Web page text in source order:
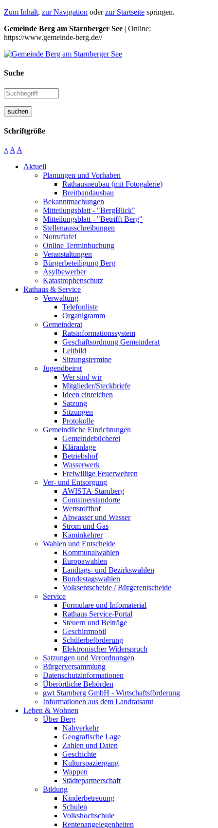
Zum Inhalt, zur Navigation oderzur Startseite springen.
Gemeinde Berg am Starnberger See | Online:
https://www.gemeinde-berg.de//
Suche
suchen
Schriftgröße
A A A
Aktuell
Planungen und Vorhaben
Rathausneubau (mit Fotogalerie)
Breitbandausbau
Bekanntmachungen
Mitteilungsblatt - "BergBlick"
Mitteilungsblatt - "Betrifft Berg"
Stellenausschreibungen
Notruftafel
Online Terminbuchung
Veranstaltungen
Bürgerbeteiligung Berg
Asylbewerber
Katastrophenschutz
Rathaus & Service
Verwaltung
Telefonliste
Organigramm
Gemeinderat
Ratsinformationssystem
Geschäftsordnung Gemeinderat
Leitbild
Sitzungstermine
Jugendbeirat
Wer sind wir
Mitglieder/Steckbriefe
Ideen einreichen
Satzung
Sitzungen
Protokolle
Gemeindliche Einrichtungen
Gemeindebücherei
Kläranlage
Betriebshof
Wasserwerk
Freiwillige Feuerwehren
Ver- und Entsorgung
AWISTA-Starnberg
Containerstandorte
Wertstoffhof
Abwasser und Wasser
Strom und Gas
Kaminkehrer
Wahlen und Entscheide
Kommunalwahlen
Europawahlen
Landtags- und Bezirkswahlen
Bundestagswahlen
Volksentscheide / Bürgerentscheide
Service
Formulare und Infomaterial
Rathaus Service-Portal
Steuern und Beiträge
Geschirrmobil
Schülerbeförderung
Elektronischer Widerspruch
Satzungen und Verordnungen
Bürgerversammlung
Datenschutzinformationen
Überörtliche Behörden
gwt Starnberg GmbH - Wirtschaftsförderung
Informationen aus dem Landratsamt
Leben & Wohnen
Über Berg
Nahverkehr
Geografische Lage
Zahlen und Daten
Geschichte
Kulturspaziergang
Wappen
Städtepartnerschaft
Bildung
Kinderbetreuung
Schulen
Volkshochschule
Rentenangelegenheiten